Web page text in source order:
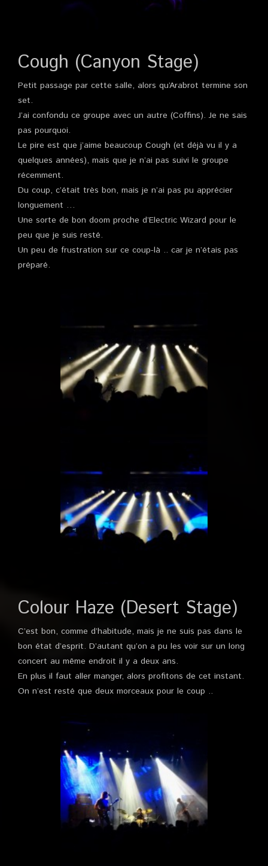
Cough (Canyon Stage)
Petit passage par cette salle, alors qu’Arabrot termine son
set.
J’ai confondu ce groupe avec un autre (Coffins). Je ne sais
pas pourquoi.
Le pire est que j’aime beaucoup Cough (et déjà vu il y a
quelques années), mais que je n’ai pas suivi le groupe
récemment.
Du coup, c’était très bon, mais je n’ai pas pu apprécier
longuement …
Une sorte de bon doom proche d’Electric Wizard pour le
peu que je suis resté.
Un peu de frustration sur ce coup-là .. car je n’étais pas
préparé.
Colour Haze (Desert Stage)
C’est bon, comme d’habitude, mais je ne suis pas dans le
bon état d’esprit. D’autant qu’on a pu les voir sur un long
concert au même endroit il y a deux ans.
En plus il faut aller manger, alors profitons de cet instant.
On n’est resté que deux morceaux pour le coup ..